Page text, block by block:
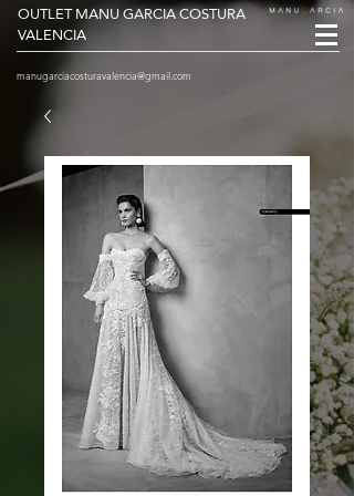
OUTLET MANU GARCIA COSTURA
VALENCIA
manugarciacosturavalencia@gmail.com